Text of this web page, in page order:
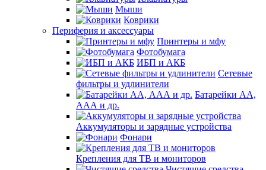
Мыши
Коврики
Периферия и аксессуары
Принтеры и мфу
Фотобумага
ИБП и АКБ
Сетевые
фильтры и удлинители
Батарейки АА,
ААА и др.
Аккумуляторы и зарядные устройства
Фонари
Крепления для ТВ и мониторов